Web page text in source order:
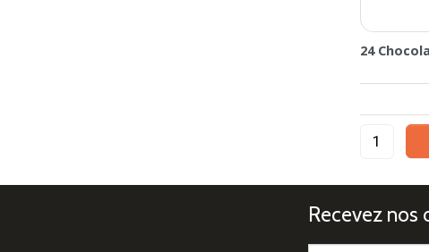
24
Recevez nos